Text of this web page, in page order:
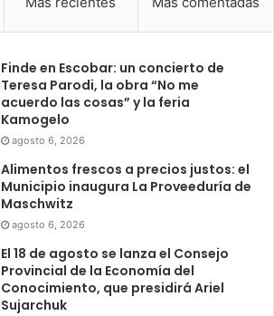
Finde en Escobar: un concierto de
Teresa Parodi, la obra “No me
acuerdo las cosas” y la feria
Kamogelo
agosto 6, 2026
Alimentos frescos a precios justos: el
Municipio inaugura La Proveeduría de
Maschwitz
agosto 6, 2026
El 18 de agosto se lanza el Consejo
Provincial de la Economía del
Conocimiento, que presidirá Ariel
Sujarchuk